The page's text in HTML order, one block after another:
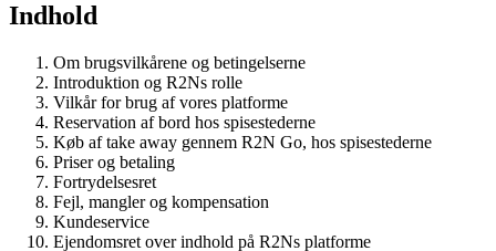
Indhold
Om brugsvilkårene og betingelserne
Introduktion og R2Ns rolle
Vilkår for brug af vores platforme
Reservation af bord hos spisestederne
Køb af take away gennem R2N Go, hos spisestederne
Priser og betaling
Fortrydelsesret
Fejl, mangler og kompensation
Kundeservice
Ejendomsret over indhold på R2Ns platforme